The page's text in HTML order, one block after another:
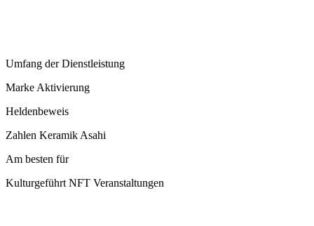
Umfang der Dienstleistung
Marke Aktivierung
Heldenbeweis
Zahlen Keramik Asahi
Am besten für
Kulturgeführt NFT Veranstaltungen